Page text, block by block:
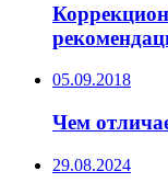
05.09.2018
Чем
29.08.2024